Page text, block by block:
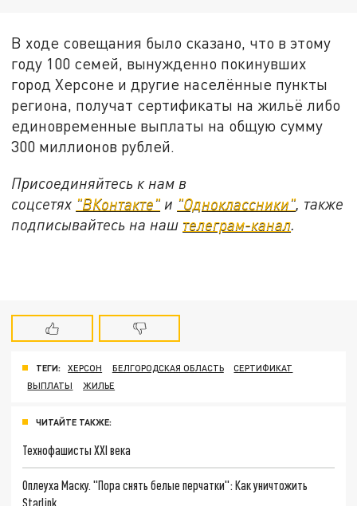
В ходе совещания было сказано, что в этому
году 100 семей, вынужденно покинувших
город Херсоне и другие населённые пункты
региона, получат сертификаты на жильё либо
единовременные выплаты на общую сумму
300 миллионов рублей.
Присоединяйтесь к нам в
соцсетях "ВКонтакте" и "Одноклассники", также
подписывайтесь на наш телеграм-канал.
ТЕГИ: ХЕРСОН БЕЛГОРОДСКАЯ ОБЛАСТЬ
СЕРТИФИКАТ
ВЫПЛАТЫ
ЖИЛЬЕ
ЧИТАЙТЕ ТАКЖЕ:
Технофашисты XXI века
Оплеуха Маску. "Пора снять белые перчатки": Как уничтожить
Starlink